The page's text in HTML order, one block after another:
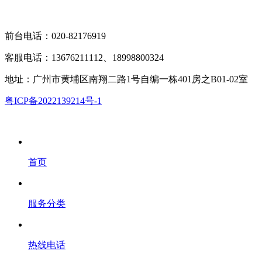
前台电话：020-82176919
客服电话：13676211112、18998800324
地址：广州市黄埔区南翔二路1号自编一栋401房之B01-02室
粤ICP备2022139214号-1
首页
服务分类
热线电话